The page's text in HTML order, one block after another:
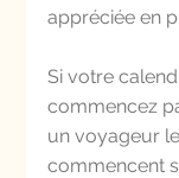
appréciée en
Si votre
commencez
un voyageur
commencent